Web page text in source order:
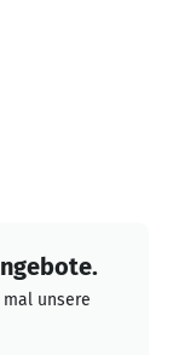
mal unsere